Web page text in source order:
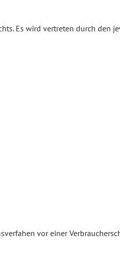
Es wird vertreten durch den
vor einer